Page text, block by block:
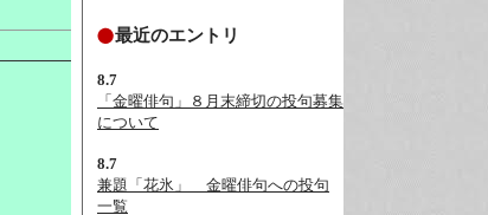
最近のエントリ
8.7
「金曜俳句」８月末締切の投句募集
について
8.7
兼題「花氷」__金曜俳句への投句
一覧